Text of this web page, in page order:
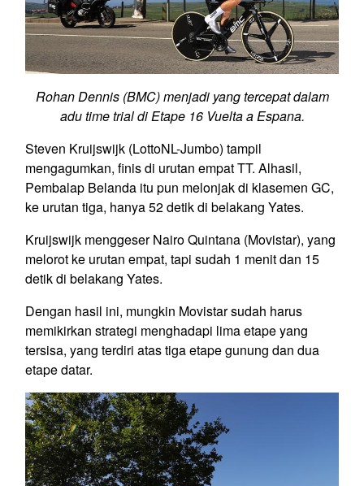
Rohan Dennis (BMC) menjadi yang tercepat dalam
adu time trial di Etape 16 Vuelta a Espana.
Steven Kruijswijk (LottoNL-Jumbo) tampil
mengagumkan, finis di urutan empat TT. Alhasil,
Pembalap Belanda itu pun melonjak di klasemen GC,
ke urutan tiga, hanya 52 detik di belakang Yates.
Kruijswijk menggeser Nairo Quintana (Movistar), yang
melorot ke urutan empat, tapi sudah 1 menit dan 15
detik di belakang Yates.
Dengan hasil ini, mungkin Movistar sudah harus
memikirkan strategi menghadapi lima etape yang
tersisa, yang terdiri atas tiga etape gunung dan dua
etape datar.